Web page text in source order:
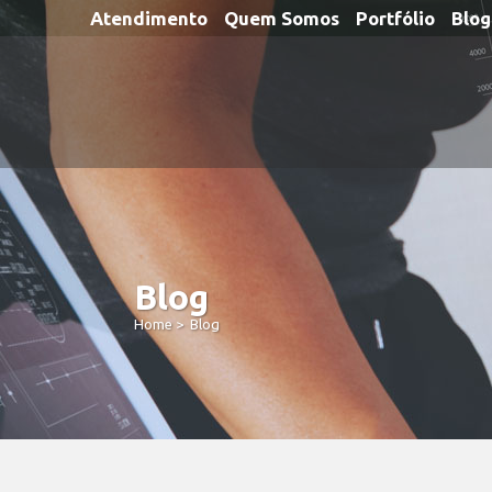
Atendimento Quem Somos Portfólio Blog
Blog
Home> Blog